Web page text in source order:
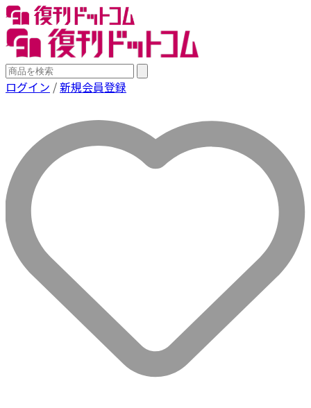
ログイン /新規会員登録